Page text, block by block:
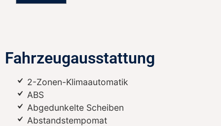
Fahrzeugausstattung
2-Zonen-Klimaautomatik
ABS
Abgedunkelte Scheiben
Abstandstempomat